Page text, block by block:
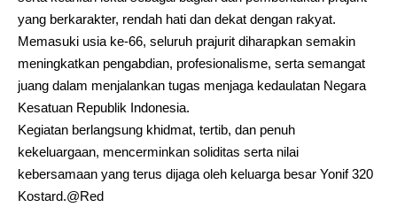
yang berkarakter, rendah hati dan dekat dengan rakyat.
Memasuki usia ke-66, seluruh prajurit diharapkan semakin
meningkatkan pengabdian, profesionalisme, serta semangat
juang dalam menjalankan tugas menjaga kedaulatan Negara
Kesatuan Republik Indonesia.
Kegiatan berlangsung khidmat, tertib, dan penuh
kekeluargaan, mencerminkan soliditas serta nilai
kebersamaan yang terus dijaga oleh keluarga besar Yonif 320
Kostard.@Red